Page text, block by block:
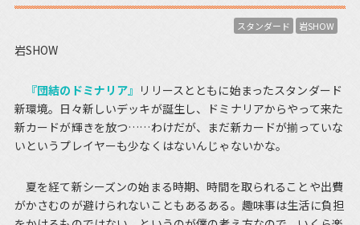
スタンダード 岩SHOW
岩SHOW
『団結のドミナリア』 リリースとともに始まったスタンダード
新環境。日々新しいデッキが誕生し、ドミナリアからやって来た
新カードが輝きを放つ……わけだが、まだ新カードが揃っていな
いというプレイヤーも少なくはないんじゃないかな。
夏を経て新シーズンの始まる時期、時間を取られることや出費
がかさむのが避けられないこともあるある。趣味事は生活に負担